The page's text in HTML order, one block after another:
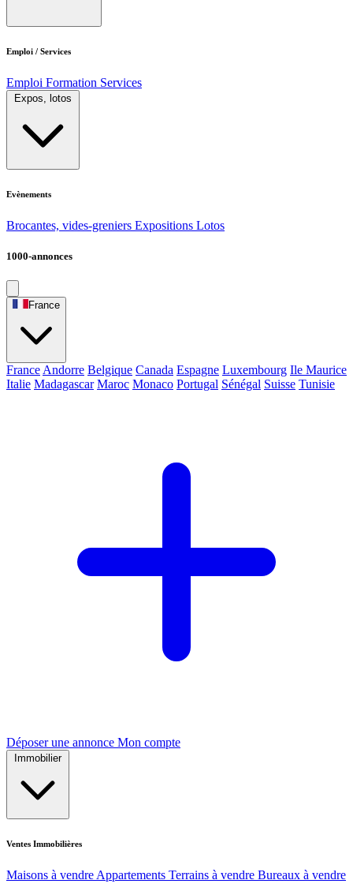
Emploi / Services
Emploi Formation Services
Expos, lotos
Evènements
Brocantes, vides-greniers Expositions Lotos
1000-annonces
France
France Andorre Belgique Canada Espagne Luxembourg Ile Maurice
Italie Madagascar Maroc Monaco Portugal Sénégal Suisse Tunisie
Déposer une annonce Mon compte
Immobilier
Ventes Immobilières
Maisons à vendre Appartements Terrains à vendre Bureaux à vendre